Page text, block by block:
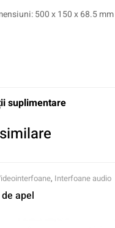
500 x 150 x 68.5 mm
suplimentare
, Interfoane audio
apel